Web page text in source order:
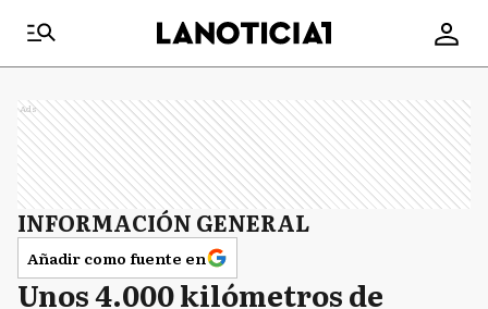
Ads
INFORMACIÓN GENERAL
Añadir como fuente en
Unos 4.000 kilómetros de